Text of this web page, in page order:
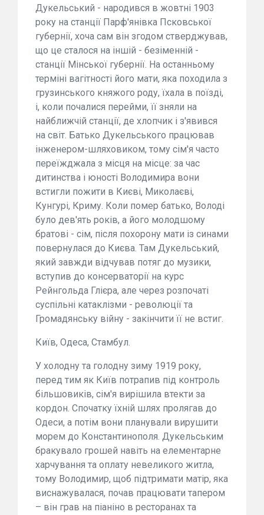
Дукельський - народився в жовтні 1903
року на станції Парф'янівка Псковської
губернії, хоча сам він згодом стверджував,
що це сталося на іншій - безіменній -
станції Мінської губернії. На останньому
терміні вагітності його мати, яка походила з
грузинського княжого роду, їхала в поїзді,
і, коли почалися перейми, її зняли на
найближчій станції, де хлопчик і з'явився
на світ. Батько Дукельського працював
інженером-шляховиком, тому сім'я часто
переїжджала з місця на місце: за час
дитинства і юності Володимира вони
встигли пожити в Києві, Миколаєві,
Кунгурі, Криму. Коли помер батько, Володі
було дев'ять років, а його молодшому
братові - сім, після похорону мати із синами
повернулася до Києва. Там Дукельський,
який завжди відчував потяг до музики,
вступив до консерваторії на курс
Рейнгольда Глієра, але через розпочаті
суспільні катаклізми - революції та
Громадянську війну - закінчити її не встиг.
Київ, Одеса, Стамбул.
У холодну та голодну зиму 1919 року,
перед тим як Київ потрапив під контроль
більшовиків, сім'я вирішила втекти за
кордон. Спочатку їхній шлях пролягав до
Одеси, а потім вони планували вирушити
морем до Константинополя. Дукельським
бракувало грошей навіть на елементарне
харчування та оплату невеликого житла,
тому Володимир, щоб підтримати матір, яка
виснажувалася, почав працювати тапером
– він грав на піаніно в ресторанах та